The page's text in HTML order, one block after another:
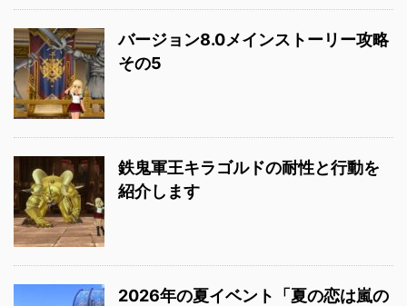
バージョン8.0メインストーリー攻略
その5
鉄鬼軍王キラゴルドの耐性と行動を
紹介します
2026年の夏イベント「夏の恋は嵐の